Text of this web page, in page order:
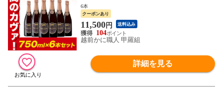
ジャーグラート カヴァ ロゼ ブリュット 75
0ml×6本 スパークリング 泡 ワイン ロゼ ス
ペイン カバ カヴァ 送料無料
6本
クーポンあり
11,500円 送料込み
104
越前かに職人 甲羅組
詳細を見る